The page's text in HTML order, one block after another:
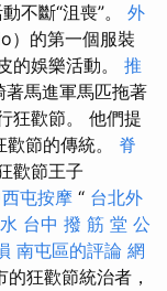
不斷“沮喪”。 外
）的第一個服裝
的娛樂活動。 推
著馬進軍馬匹拖著
狂歡節。 他們提
節的傳統。 脊
歡節王子
屯按摩 “ 台北外
台中 撥 筋 堂 公
南屯區的評論 網
狂歡節統治者，